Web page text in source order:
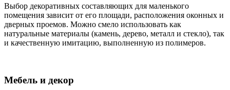
Выбор декоративных составляющих для маленького
помещения зависит от его площади, расположения оконных и
дверных проемов. Можно смело использовать как
натуральные материалы (камень, дерево, металл и стекло), так
и качественную имитацию, выполненную из полимеров.
Мебель и декор